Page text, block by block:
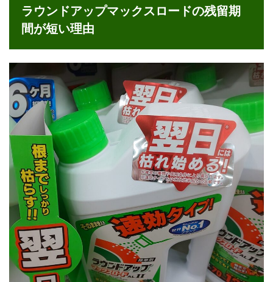
判や
口コ
ミ
ンド
アッ
プ残
留期
長く
続く
新商
品
「ラ
ウン
ドア
ップ
オー
ル
Ⅲ」
まと
め
ラウンドアップマックスロードの残留期
間が短い理由